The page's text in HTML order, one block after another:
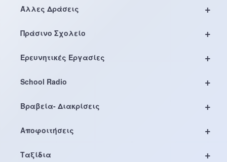
+
Άλλες Δράσεις
+
Πράσινο Σχολείο
+
Ερευνητικές Εργασίες
+
School Radio
+
Βραβεία- Διακρίσεις
+
Αποφοιτήσεις
+
Ταξίδια